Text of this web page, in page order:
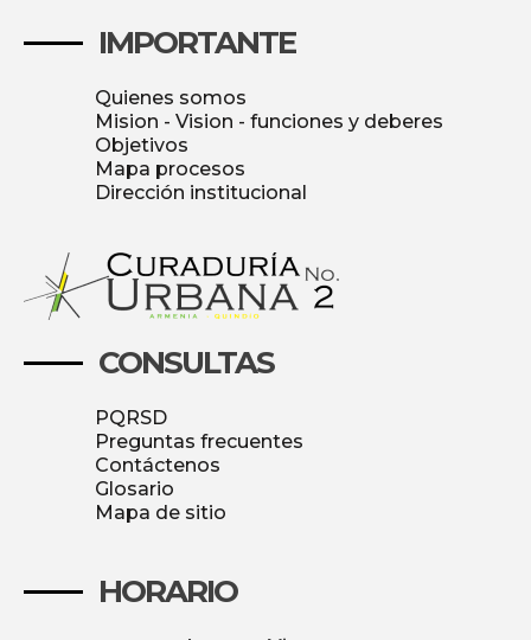
IMPORTANTE
Quienes somos
Mision - Vision - funciones y deberes
Objetivos
Mapa procesos
Dirección institucional
CONSULTAS
PQRSD
Preguntas frecuentes
Contáctenos
Glosario
Mapa de sitio
HORARIO